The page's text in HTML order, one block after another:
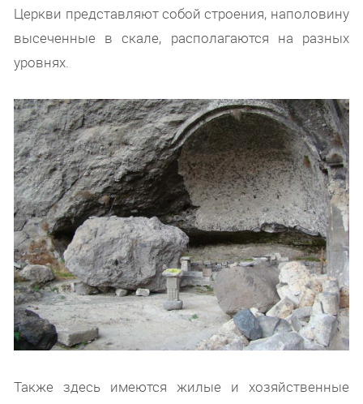
Церкви представляют собой строения, наполовину
высеченные в скале, располагаются на разных
уровнях.
Также здесь имеются жилые и хозяйственные